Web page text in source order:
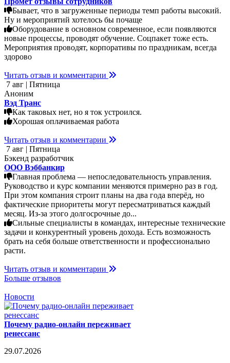
Бывает, что в загруженные периоды темп работы высокий.
Ну и мероприятий хотелось бы почаще
Оборудование в основном современное, если появляются
новые процессы, проводят обучение. Соцпакет тоже есть.
Мероприятия проводят, корпоративы по праздникам, всегда
здорово
Читать отзыв и комментарии
7 авг | Пятница
Аноним
Вэд Транс
Как таковых нет, но я ток устроился.
Хорошая оплачиваемая работа
Читать отзыв и комментарии
7 авг | Пятница
Бэкенд разработчик
ООО Вэббанкир
Главная проблема — непоследовательность управления.
Руководство и курс компании меняются примерно раз в год.
При этом компания строит планы на два года вперёд, но
фактические приоритеты могут пересматриваться каждый
месяц. Из-за этого долгосрочные до...
Сильные специалисты в командах, интересные технические
задачи и конкурентный уровень дохода. Есть возможность
брать на себя больше ответственности и профессионально
расти.
Читать отзыв и комментарии
Больше отзывов
Новости
Почему радио-онлайн переживает
ренессанс
29.07.2026